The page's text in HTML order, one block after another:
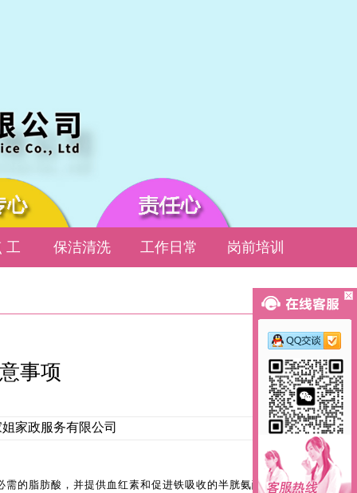
工 保洁清洗 工作日常 岗前培训
事项
家政服务有限公司
的脂肪酸，并提供血红素和促进铁吸收的半胱氨酸，